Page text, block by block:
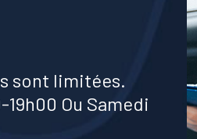
sont limitées.
Ou Samedi